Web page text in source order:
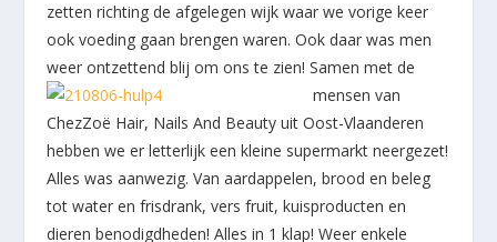
zetten richting de afgelegen wijk waar we vorige keer
ook voeding gaan brengen waren. Ook daar was men
weer ontzettend blij om ons te zien! Samen met de
mensen van
ChezZoë Hair, Nails And Beauty uit Oost-Vlaanderen
hebben we er letterlijk een kleine supermarkt neergezet!
Alles was aanwezig. Van aardappelen, brood en beleg
tot water en frisdrank, vers fruit, kuisproducten en
dieren benodigdheden! Alles in 1 klap! Weer enkele